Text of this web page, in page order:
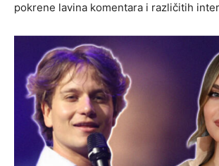
pokrene lavina komentara i različitih